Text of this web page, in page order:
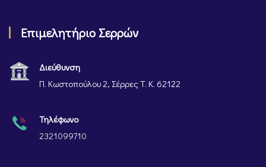
Επιμελητήριο Σερρών
Διεύθυνση
Π. Κωστοπούλου 2, Σέρρες Τ. Κ. 62122
Τηλέφωνο
2321099710